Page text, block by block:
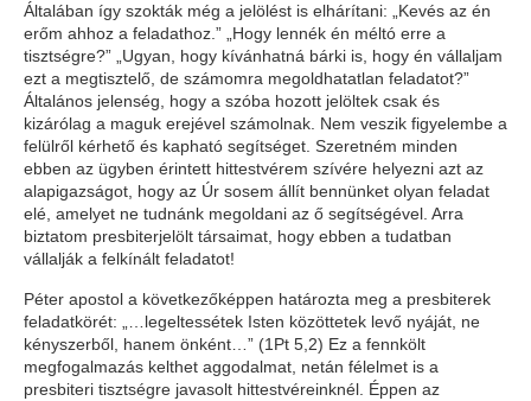
Általában így szokták még a jelölést is elhárítani: „Kevés az én
erőm ahhoz a feladathoz.” „Hogy lennék én méltó erre a
tisztségre?” „Ugyan, hogy kívánhatná bárki is, hogy én vállaljam
ezt a megtisztelő, de számomra megoldhatatlan feladatot?”
Általános jelenség, hogy a szóba hozott jelöltek csak és
kizárólag a maguk erejével számolnak. Nem veszik figyelembe a
felülről kérhető és kapható segítséget. Szeretném minden
ebben az ügyben érintett hittestvérem szívére helyezni azt az
alapigazságot, hogy az Úr sosem állít bennünket olyan feladat
elé, amelyet ne tudnánk megoldani az ő segítségével. Arra
biztatom presbiterjelölt társaimat, hogy ebben a tudatban
vállalják a felkínált feladatot!
Péter apostol a következőképpen határozta meg a presbiterek
feladatkörét: „…legeltessétek Isten közöttetek levő nyáját, ne
kényszerből, hanem önként…” (1Pt 5,2) Ez a fennkölt
megfogalmazás kelthet aggodalmat, netán félelmet is a
presbiteri tisztségre javasolt hittestvéreinknél. Éppen az